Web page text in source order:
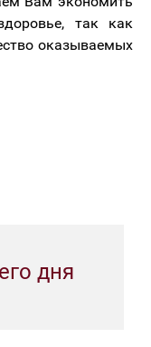
так как
оказываемых
дня